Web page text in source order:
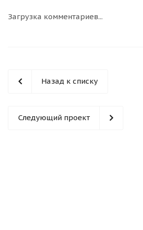
Загрузка комментариев...
Назад к списку
Следующий проект